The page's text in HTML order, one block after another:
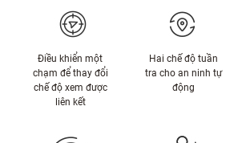
Điều khiển một
chạm để thay đổi
chế độ xem được
liên kết
Hai chế độ tuần
tra cho an ninh tự
động